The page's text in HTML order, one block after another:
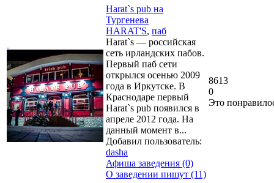
Harat`s pub на
Тургенева
HARAT'S, паб
Harat`s — российская
сеть ирландских пабов.
Первый паб сети
открылся осенью 2009
года в Иркутске. В
Краснодаре первый
Harat`s pub появился в
апреле 2012 года. На
данный момент в...
Добавил пользователь:
dasha
Афиша заведения (0)
О заведении пишут (11)
8613
0
Это